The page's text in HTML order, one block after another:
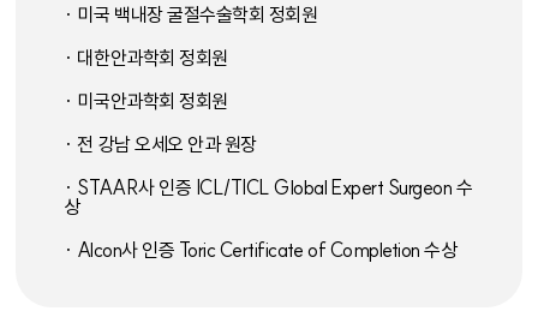
· 미국 백내장 굴절수술학회 정회원
· 대한안과학회 정회원
· 미국안과학회 정회원
· 전 강남 오세오 안과 원장
· STAAR사 인증 ICL/TICL Global Expert Surgeon 수
상
· Alcon사 인증 Toric Certificate of Completion 수상